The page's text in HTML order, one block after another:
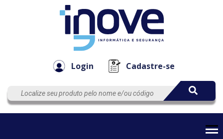
Login Cadastre-se
EmpresaAutomação